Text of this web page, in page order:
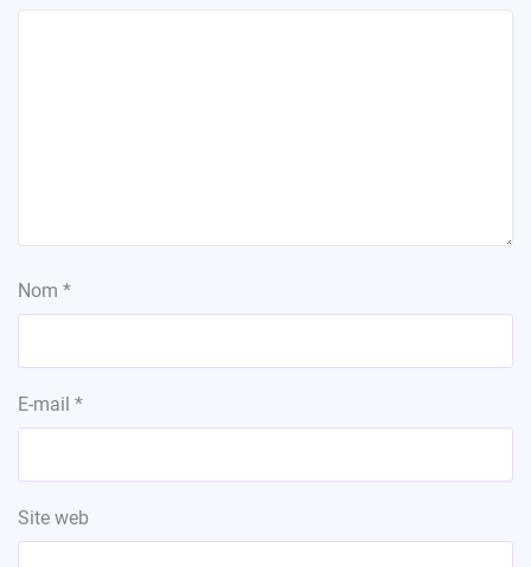
Nom *
E-mail *
Site web